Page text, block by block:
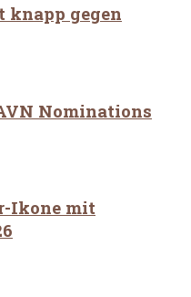
knapp gegen
Nominations
Ikone mit